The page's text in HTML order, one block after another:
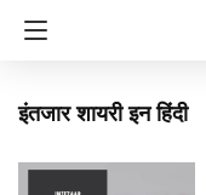
इंतजार शायरी इन हिंदी